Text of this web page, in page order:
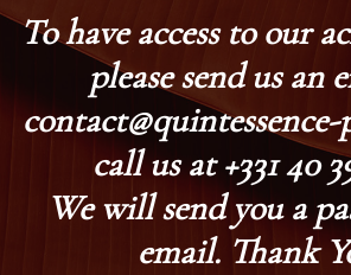
To have access to our
please send us an
call us at +331 40
We will send you a
email. Thank